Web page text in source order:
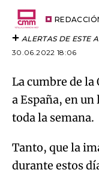
ALERTAS DE ESTE
30.06.2022 18:06
La cumbre de la
a España, en
toda la semana.
Tanto, que la
durante estos